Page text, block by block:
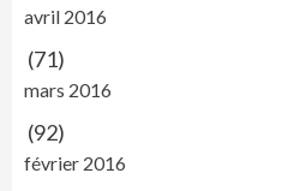
avril 2016
(71)
mars 2016
(92)
février 2016